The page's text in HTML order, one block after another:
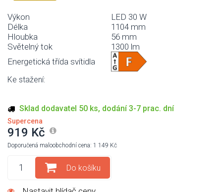
Výkon
LED 30 W
Délka
1104 mm
Hloubka
56 mm
Světelný tok
1300 lm
Energetická třída svítidla
Ke stažení:
Sklad dodavatel 50 ks, dodání 3-7 prac. dní
Supercena
919 Kč
Doporučená maloobchodní cena: 1 149 Kč
Do košíku